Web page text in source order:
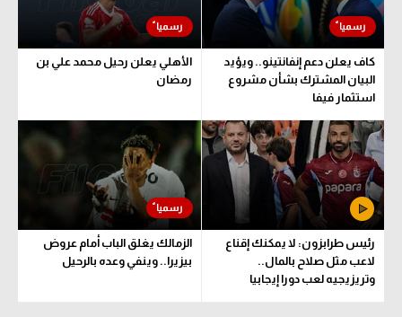
كاف يعلن دعم إنفانتينو.. ويؤيد
البيان المشترك بشأن مشروع
استثمار فيفا
الأهلي يعلن رحيل محمد علي بن
رمضان
رئيس طرابزون: لا يمكنك إقناع
لاعب مثل صلاح بالمال..
وتريزيجيه لعب دورا إيجابيا
الزمالك يغلق الباب أمام عروض
بيزيرا.. وينفي وعده بالرحيل